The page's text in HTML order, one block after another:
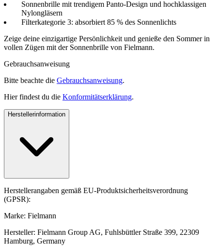
Sonnenbrille mit trendigem Panto-Design und hochklassigen
Nylongläsern
Filterkategorie 3: absorbiert 85 % des Sonnenlichts
Zeige deine einzigartige Persönlichkeit und genieße den Sommer in
vollen Zügen mit der Sonnenbrille von Fielmann.
Gebrauchsanweisung
Bitte beachte die Gebrauchsanweisung.
Hier findest du die Konformitätserklärung.
Herstellerinformation
Herstellerangaben gemäß EU-Produktsicherheitsverordnung
(GPSR):
Marke: Fielmann
Hersteller: Fielmann Group AG, Fuhlsbüttler Straße 399, 22309
Hamburg, Germany